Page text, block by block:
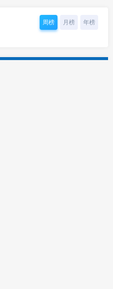
周榜 月榜 年榜